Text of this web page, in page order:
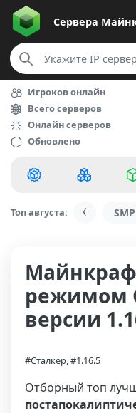
Сервера
Игроков онлайн
Всего серверов
Онлайн серверов
Обновлено
Топ августа:
режимом
версии
#Сталкер, #1.16.5
Отборный топ